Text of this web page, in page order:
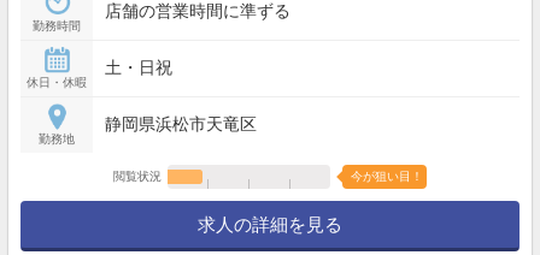
勤務時間
店舗の営業時間に準ずる
休日・休暇
土・日祝
勤務地
静岡県浜松市天竜区
閲覧状況 今が狙い目！
求人の詳細を見る